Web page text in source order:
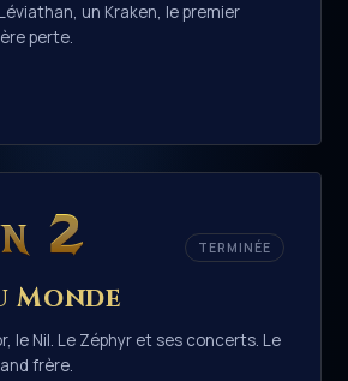
un Kraken, le premier
perte.
2 TERMINÉE
Monde
le Nil. Le Zéphyr et ses concerts. Le
frère.